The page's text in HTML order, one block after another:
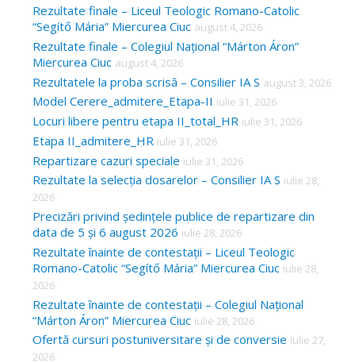
Rezultate finale – Liceul Teologic Romano-Catolic
“Segítő Mária” Miercurea Ciuc august 4, 2026
Rezultate finale – Colegiul Național “Márton Áron”
Miercurea Ciuc august 4, 2026
Rezultatele la proba scrisă – Consilier IA S august 3, 2026
Model Cerere_admitere_Etapa-II iulie 31, 2026
Locuri libere pentru etapa II_total_HR iulie 31, 2026
Etapa II_admitere_HR iulie 31, 2026
Repartizare cazuri speciale iulie 31, 2026
Rezultate la selecția dosarelor – Consilier IA S iulie 28,
2026
Precizări privind ședințele publice de repartizare din
data de 5 și 6 august 2026 iulie 28, 2026
Rezultate înainte de contestații – Liceul Teologic
Romano-Catolic “Segítő Mária” Miercurea Ciuc iulie 28,
2026
Rezultate înainte de contestații – Colegiul Național
“Márton Áron” Miercurea Ciuc iulie 28, 2026
Ofertă cursuri postuniversitare și de conversie iulie 27,
2026